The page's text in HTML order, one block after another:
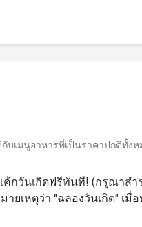
บเมนูอาหารที่เป็นราคาปกติทั้งห
ค้กวันเกิดฟรีทันที! (กรุณาส
ยเหตุว่า "ฉลองวันเกิด" เมื่